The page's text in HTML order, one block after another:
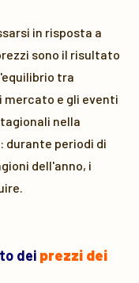
in risposta a
sono il risultato
tra
mercato e gli eventi
nella
durante periodi di
dell'anno, i
dei prezzi dei